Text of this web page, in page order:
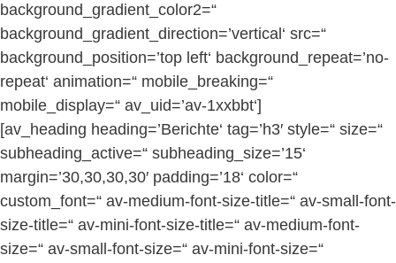
background_gradient_color2=“
background_gradient_direction=’vertical‘ src=“
background_position=’top left‘ background_repeat=’no-
repeat‘ animation=“ mobile_breaking=“
mobile_display=“ av_uid=’av-1xxbbt‘]
[av_heading heading=’Berichte‘ tag=’h3′ style=“ size=“
subheading_active=“ subheading_size=’15‘
margin=’30,30,30,30′ padding=’18‘ color=“
custom_font=“ av-medium-font-size-title=“ av-small-font-
size-title=“ av-mini-font-size-title=“ av-medium-font-
size=“ av-small-font-size=“ av-mini-font-size=“